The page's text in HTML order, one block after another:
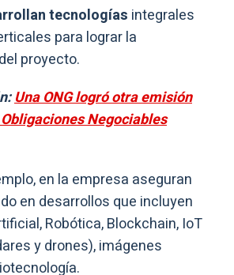
tecnologías integrales
para lograr la
proyecto.
Una ONG logró otra emisión
Negociables
en la empresa aseguran
en desarrollos que incluyen
Robótica, Blockchain, IoT
y drones), imágenes